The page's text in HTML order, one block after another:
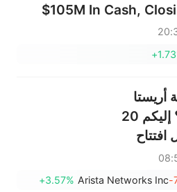
$105M In Cash,
أريستا
نتووركس بنسبة 13%؟ إليكم 20
افتتاح
-
Arista Networks Inc
+3.57%